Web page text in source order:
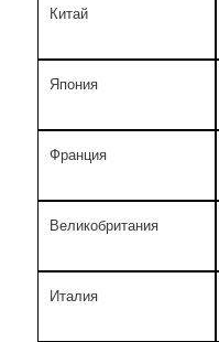
Китай
Япония
Франция
Великобритания
Италия